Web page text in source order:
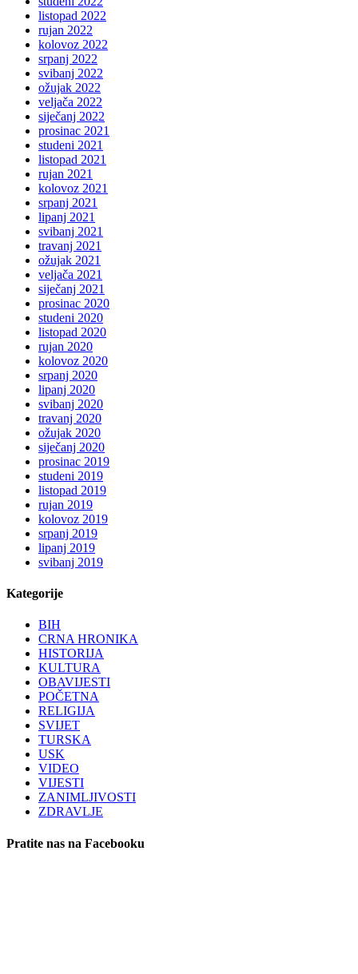
listopad 2022
rujan 2022
kolovoz 2022
srpanj 2022
svibanj 2022
ožujak 2022
veljača 2022
siječanj 2022
prosinac 2021
studeni 2021
listopad 2021
rujan 2021
kolovoz 2021
srpanj 2021
lipanj 2021
svibanj 2021
travanj 2021
ožujak 2021
veljača 2021
siječanj 2021
prosinac 2020
studeni 2020
listopad 2020
rujan 2020
kolovoz 2020
srpanj 2020
lipanj 2020
svibanj 2020
travanj 2020
ožujak 2020
siječanj 2020
prosinac 2019
studeni 2019
listopad 2019
rujan 2019
kolovoz 2019
srpanj 2019
lipanj 2019
svibanj 2019
Kategorije
BIH
CRNA HRONIKA
HISTORIJA
KULTURA
OBAVIJESTI
POČETNA
RELIGIJA
SVIJET
TURSKA
USK
VIDEO
VIJESTI
ZANIMLJIVOSTI
ZDRAVLJE
Pratite nas na Facebooku